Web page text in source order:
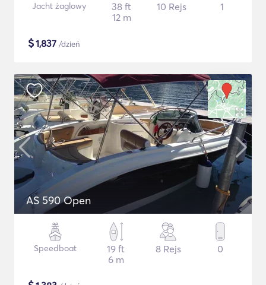
Jacht żaglowy
38 ft
12 m
10 Rejs 1
$1,837 /dzień
AS 590 Open
Speedboat
19 ft
6 m
8 Rejs 0